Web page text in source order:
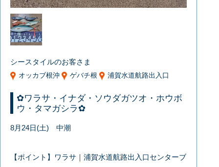
シースタイルのお客さま
オッカブ根沖 ゲバチ根 浦賀水道航路出入口
✿ワラサ・イナダ・ソウダガツオ・ホウボ
ウ・タマガシラ✿
8月24日(土) 中潮
【ポイント】ワラサ｜浦賀水道航路出入口センターブ